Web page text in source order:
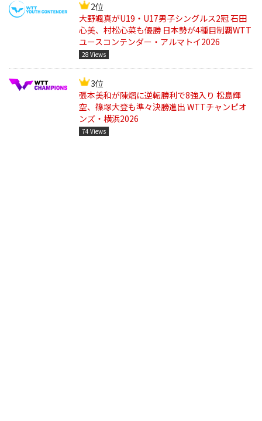
2位
大野颯真がU19・U17男子シングルス2冠 石田
心美、村松心菜も優勝 日本勢が4種目制覇WTT
ユースコンテンダー・アルマトイ2026
28 Views
3位
張本美和が陳熠に逆転勝利で8強入り 松島輝
空、篠塚大登も準々決勝進出 WTTチャンピオ
ンズ・横浜2026
74 Views